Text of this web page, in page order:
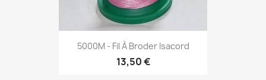
5000M - Fil À Broder Isacord
13,50 €